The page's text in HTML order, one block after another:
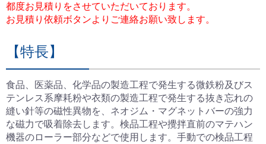
都度お見積りをさせていただいております。
お見積り依頼ボタンよりご連絡お願い致します。
【特長】
食品、医薬品、化学品の製造工程で発生する微鉄粉及びス
テンレス系摩耗粉や衣類の製造工程で発生する抜き忘れの
縫い針等の磁性異物を、ネオジム・マグネットバーの強力
な磁力で吸着除去します。検品工程や攪拌直前のマテハン
機器のローラー部分などで使用します。手動での検品工程